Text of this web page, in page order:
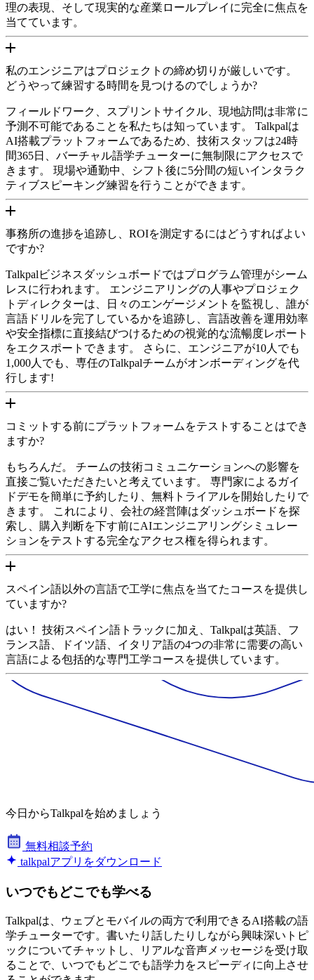
理の表現、そして現実的な産業ロールプレイに完全に焦点を
当てています。
私のエンジニアはプロジェクトの締め切りが厳しいです。
どうやって練習する時間を見つけるのでしょうか?
フィールドワーク、スプリントサイクル、現地訪問は非常に
予測不可能であることを私たちは知っています。 Talkpalは
AI搭載プラットフォームであるため、技術スタッフは24時
間365日、バーチャル語学チューターに無制限にアクセスで
きます。 現場や通勤中、シフト後に5分間の短いインタラク
ティブスピーキング練習を行うことができます。
事務所の進捗を追跡し、ROIを測定するにはどうすればよい
ですか?
Talkpalビジネスダッシュボードではプログラム管理がシーム
レスに行われます。 エンジニアリングの人事やプロジェク
トディレクターは、日々のエンゲージメントを監視し、誰が
言語ドリルを完了しているかを追跡し、言語改善を運用効率
や安全指標に直接結びつけるための視覚的な流暢度レポート
をエクスポートできます。 さらに、エンジニアが10人でも
1,000人でも、専任のTalkpalチームがオンボーディングを代
行します!
コミットする前にプラットフォームをテストすることはでき
ますか?
もちろんだ。 チームの技術コミュニケーションへの影響を
直接ご覧いただきたいと考えています。 専門家によるガイ
ドデモを簡単に予約したり、無料トライアルを開始したりで
きます。 これにより、会社の経営陣はダッシュボードを探
索し、購入判断を下す前にAIエンジニアリングシミュレー
ションをテストする完全なアクセス権を得られます。
スペイン語以外の言語で工学に焦点を当てたコースを提供し
ていますか?
はい！ 技術スペイン語トラックに加え、Talkpalは英語、フ
ランス語、ドイツ語、イタリア語の4つの非常に需要の高い
言語による包括的な専門工学コースを提供しています。
今日からTalkpalを始めましょう
無料相談予約
talkpalアプリをダウンロード
いつでもどこでも学べる
Talkpalは、ウェブとモバイルの両方で利用できるAI搭載の語
学チューターです。書いたり話したりしながら興味深いトピ
ックについてチャットし、リアルな音声メッセージを受け取
ることで、いつでもどこでも語学力をスピーディに向上させ